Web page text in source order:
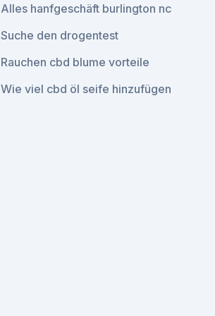
Alles hanfgeschäft burlington nc
Suche den drogentest
Rauchen cbd blume vorteile
Wie viel cbd öl seife hinzufügen